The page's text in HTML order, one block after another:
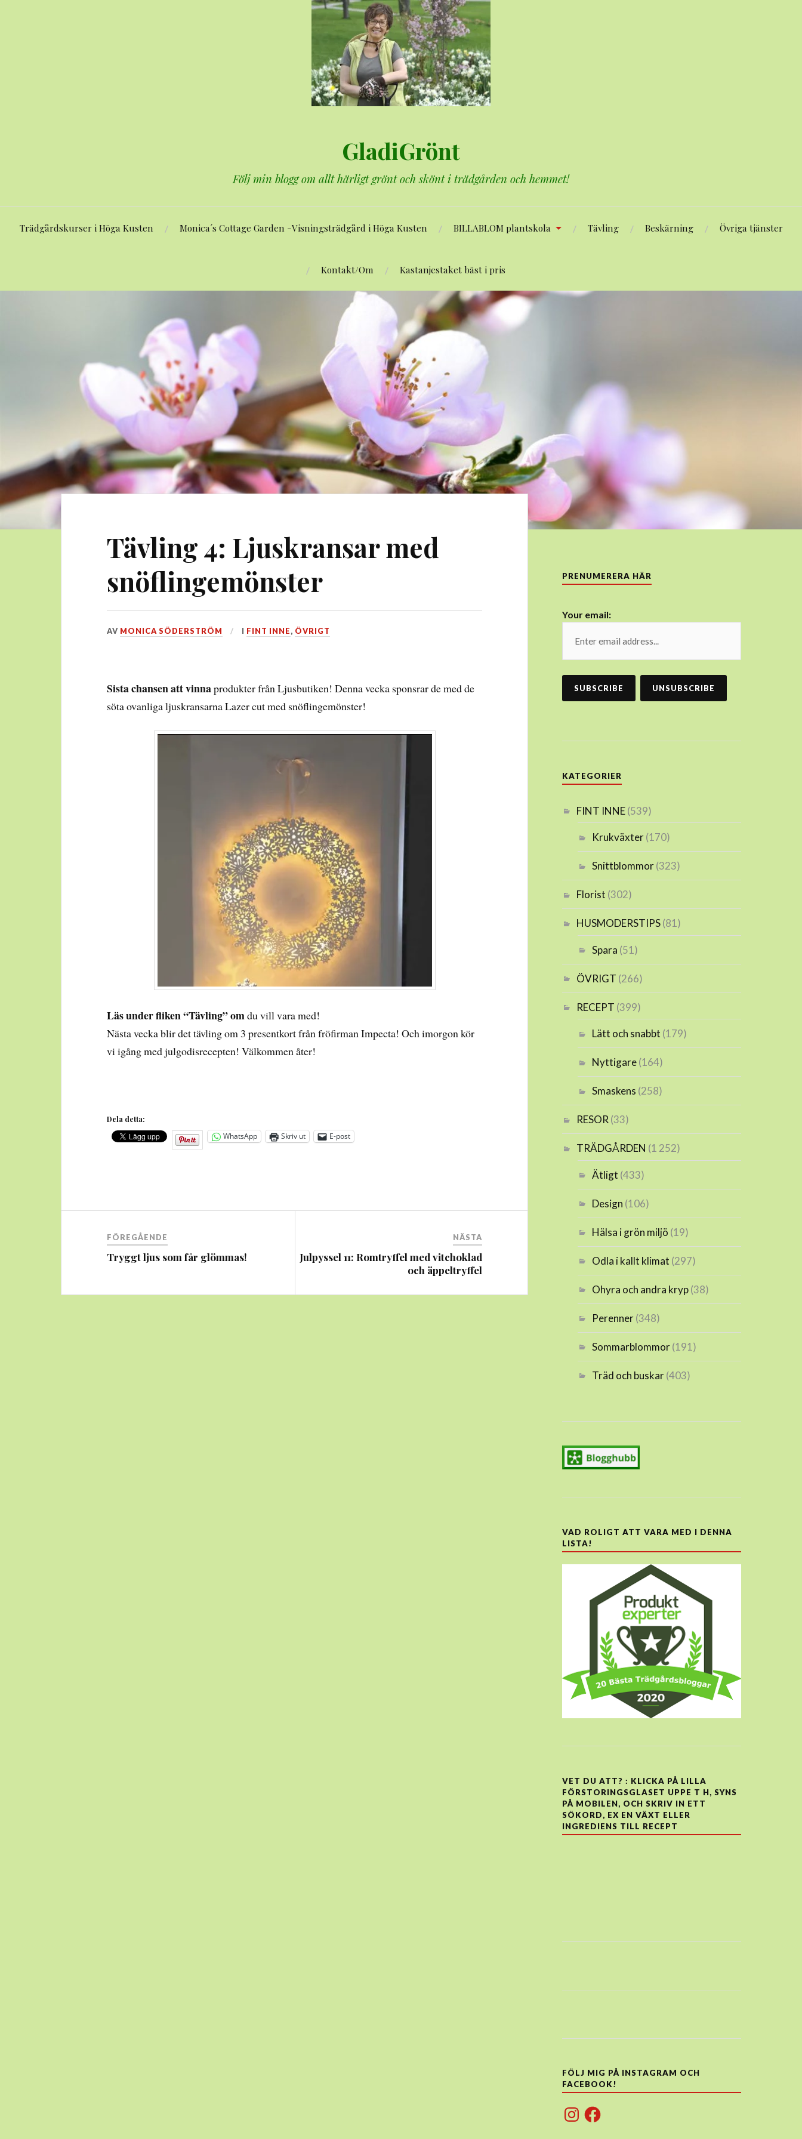
GladiGrönt
Följ min blogg om allt härligt grönt och skönt i trädgården och hemmet!
Trädgårdskurser i Höga Kusten Monica´s Cottage Garden -Visningsträdgård i Höga Kusten BILLABLOM plantskola Tävling Beskärning Övriga tjänster
Kontakt/Om Kastanjestaket bäst i pris
Tävling 4: Ljuskransar med
snöflingemönster
DEN
AV MONICA SÖDERSTRÖM I FINT INNE, ÖVRIGT
Sista chansen att vinnaprodukter från Ljusbutiken! Denna vecka sponsrar de med de
söta ovanliga ljuskransarna Lazer cut med snöflingemönster!
Läs under fliken “Tävling” omdu vill vara med!
Nästa vecka blir det tävling om 3 presentkort från fröfirman Impecta! Och imorgon kör
vi igång med julgodisrecepten! Välkommen åter!
Dela detta:
WhatsApp Skriv ut E-post
FÖREGÅENDE
Tryggt ljus som får glömmas!
NÄSTA
Julpyssel 11: Romtryffel med vitchoklad
och äppeltryffel
PRENUMERERA HÄR
Your email:
KATEGORIER
FINT INNE(539)
Krukväxter(170)
Snittblommor(323)
Florist (302)
HUSMODERSTIPS(81)
Spara (51)
ÖVRIGT (266)
RECEPT (399)
Lätt och snabbt (179)
Nyttigare(164)
Smaskens (258)
RESOR (33)
TRÄDGÅRDEN (1 252)
Ätligt (433)
Design (106)
Hälsa i grön miljö (19)
Odla i kallt klimat (297)
Ohyra och andra kryp(38)
Perenner(348)
Sommarblommor(191)
Träd och buskar(403)
VAD ROLIGT ATT VARA MED I DENNA
LISTA!
VET DU ATT? : KLICKA PÅ LILLA
FÖRSTORINGSGLASET UPPE T H, SYNS
PÅ MOBILEN, OCH SKRIV IN ETT
SÖKORD, EX EN VÄXT ELLER
INGREDIENS TILL RECEPT
FÖLJ MIG PÅ INSTAGRAM OCH
FACEBOOK!
InstagramFacebook